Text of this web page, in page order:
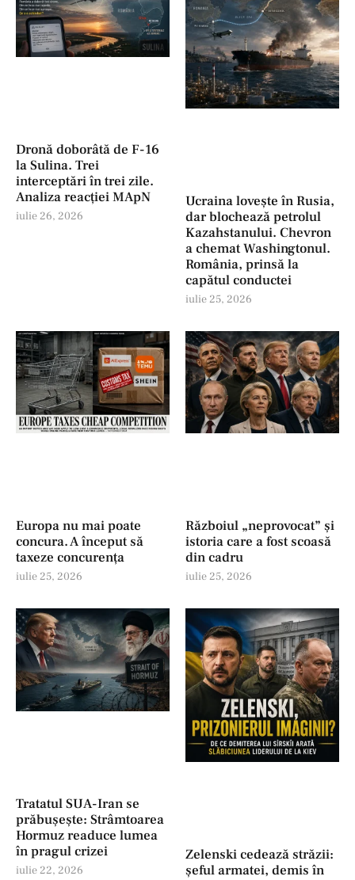
Dronă doborâtă de F-16
la Sulina. Trei
interceptări în trei zile.
Analiza reacției MApN
iulie 26, 2026
Ucraina lovește în Rusia,
dar blochează petrolul
Kazahstanului. Chevron
a chemat Washingtonul.
România, prinsă la
capătul conductei
iulie 25, 2026
Europa nu mai poate
concura. A început să
taxeze concurența
iulie 25, 2026
Războiul „neprovocat” și
istoria care a fost scoasă
din cadru
iulie 25, 2026
Tratatul SUA-Iran se
prăbușește: Strâmtoarea
Hormuz readuce lumea
în pragul crizei
iulie 22, 2026
Zelenski cedează străzii:
șeful armatei, demis în